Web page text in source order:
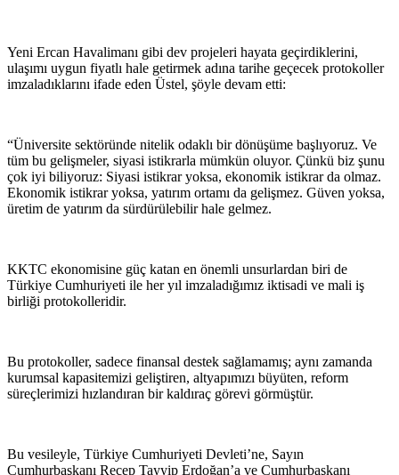
Yeni Ercan Havalimanı gibi dev projeleri hayata geçirdiklerini,
ulaşımı uygun fiyatlı hale getirmek adına tarihe geçecek protokoller
imzaladıklarını ifade eden Üstel, şöyle devam etti:
“Üniversite sektöründe nitelik odaklı bir dönüşüme başlıyoruz. Ve
tüm bu gelişmeler, siyasi istikrarla mümkün oluyor. Çünkü biz şunu
çok iyi biliyoruz: Siyasi istikrar yoksa, ekonomik istikrar da olmaz.
Ekonomik istikrar yoksa, yatırım ortamı da gelişmez. Güven yoksa,
üretim de yatırım da sürdürülebilir hale gelmez.
KKTC ekonomisine güç katan en önemli unsurlardan biri de
Türkiye Cumhuriyeti ile her yıl imzaladığımız iktisadi ve mali iş
birliği protokolleridir.
Bu protokoller, sadece finansal destek sağlamamış; aynı zamanda
kurumsal kapasitemizi geliştiren, altyapımızı büyüten, reform
süreçlerimizi hızlandıran bir kaldıraç görevi görmüştür.
Bu vesileyle, Türkiye Cumhuriyeti Devleti’ne, Sayın
Cumhurbaşkanı Recep Tayyip Erdoğan’a ve Cumhurbaşkanı